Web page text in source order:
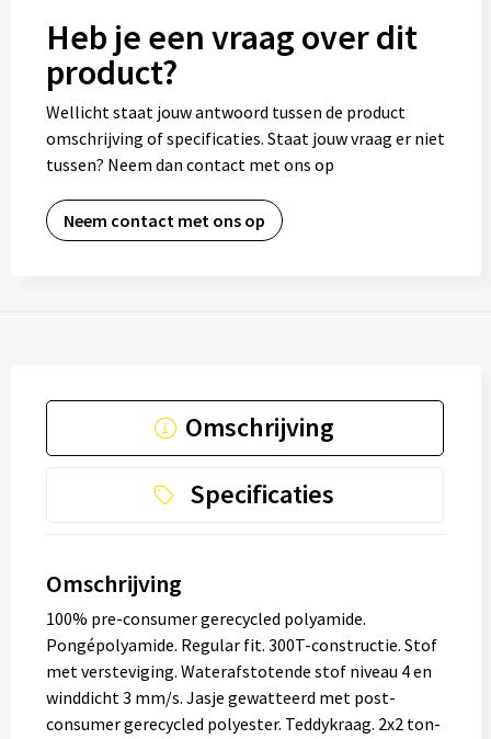
Heb je een vraag over dit
product?
Wellicht staat jouw antwoord tussen de product
omschrijving of specificaties. Staat jouw vraag er niet
tussen? Neem dan contact met ons op
Neem contact met ons op
Omschrijving
Specificaties
Omschrijving
100% pre-consumer gerecycled polyamide.
Pongépolyamide. Regular fit. 300T-constructie. Stof
met versteviging. Waterafstotende stof niveau 4 en
winddicht 3 mm/s. Jasje gewatteerd met post-
consumer gerecycled polyester. Teddykraag. 2x2 ton-